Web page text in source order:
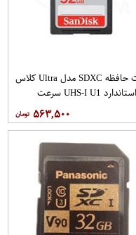
کارت حافظه SDXC مدل Ultra کلاس
10 استاندارد UHS-I U1 سرعت
۵۶۳,۵۰۰